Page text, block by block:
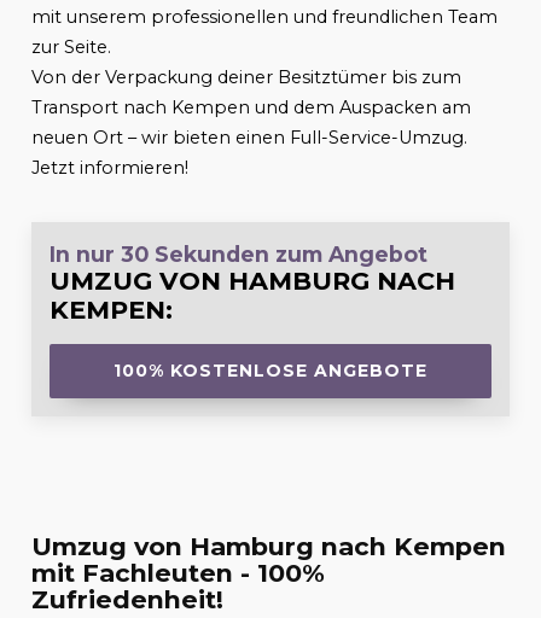
mit unserem professionellen und freundlichen Team
zur Seite.
Von der Verpackung deiner Besitztümer bis zum
Transport nach Kempen und dem Auspacken am
neuen Ort – wir bieten einen Full-Service-Umzug.
Jetzt informieren!
In nur 30 Sekunden zum Angebot
UMZUG VON HAMBURG NACH
KEMPEN:
100% KOSTENLOSE ANGEBOTE
Umzug von Hamburg nach Kempen
mit Fachleuten - 100%
Zufriedenheit!